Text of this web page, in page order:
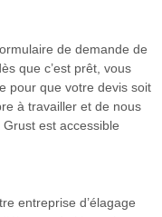
de demande de
que c’est prêt, vous
pour que votre devis soit
à travailler et de nous
est accessible
entreprise d’élagage